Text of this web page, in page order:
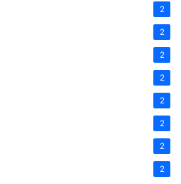
2
2
2
2
2
2
2
2